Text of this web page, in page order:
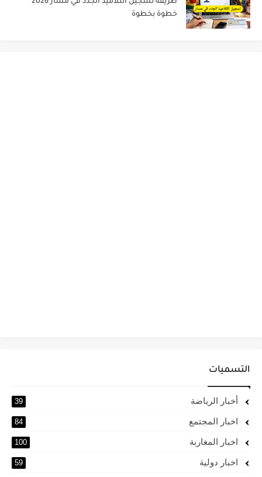
طريقة تسجيل التلاميذ الجدد في مسار 2026
خطوة بخطوة
التسميات
أخبار الرياضة 39
اخبار المجتمع 84
اخبار المغاربة 100
اخبار دولية 59